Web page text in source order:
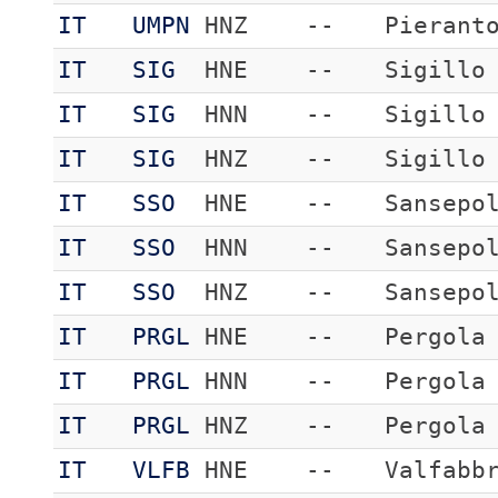
IT
UMPN HNZ --
IT
SIG HNE --
Sigillo
IT
SIG HNN --
Sigillo
IT
SIG HNZ --
Sigillo
IT
SSO HNE --
IT
SSO HNN --
IT
SSO HNZ --
IT
PRGL HNE --
Pergola
IT
PRGL HNN --
Pergola
IT
PRGL HNZ --
Pergola
IT
VLFB HNE --